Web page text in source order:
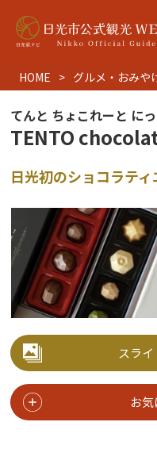
HOME グルメ・おみや
てんと ちょこれーと に
TENTO
日光初のショコラティ
スラ
お